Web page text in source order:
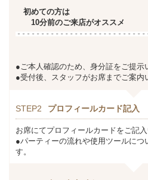
初めての方は
10分前のご来店がオススメ
●ご本人確認のため、身分証をご提示
●受付後、スタッフがお席までご案内
STEP2 プロフィールカード記入
お席にてプロフィールカードをご記入
●パーティーの流れや使用ツールにつ
す。